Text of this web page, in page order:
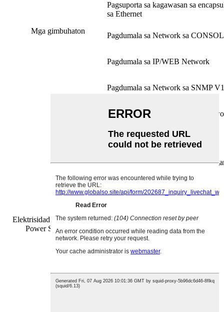
Mga gimbuhaton
Pagsuporta sa kagawasan sa
sa Ethernet
Pagdumala sa Network sa
Pagdumala sa IP/WEB Network
Pagdumala sa Network sa SNMP
Pagdumala sa TELNET/SSH
Protokol sa SYSLOG
Function sa pag-authenticate sa
Elektrisidad (1+1 Redundant
Power System-RPS)
Gi-rate nga input current